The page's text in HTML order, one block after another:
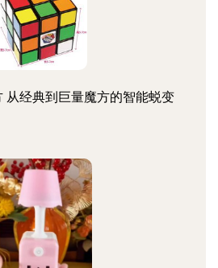
从经典到巨量魔方的智能蜕变